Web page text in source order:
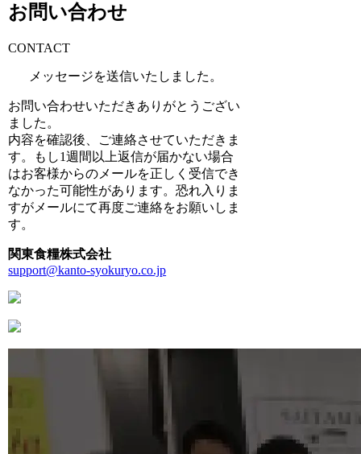
お問い合わせ
CONTACT
メッセージを送信いたしました。
お問い合わせいただきありがとうござい
ました。
内容を確認後、ご連絡させていただきま
す。もし1週間以上返信が届かない場合
はお客様からのメールを正しく受信でき
なかった可能性があります。恐れ入りま
すがメールにて再度ご連絡をお願いしま
す。
関東食糧株式会社
support@kanto-syokuryo.co.jp